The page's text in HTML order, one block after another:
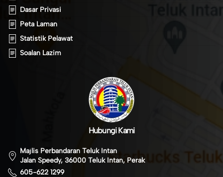
Dasar Privasi
Peta Laman
Statistik Pelawat
Soalan Lazim
Hubungi Kami
Majlis Perbandaran Teluk Intan
Jalan Speedy, 36000 Teluk Intan, Perak
605-622 1299